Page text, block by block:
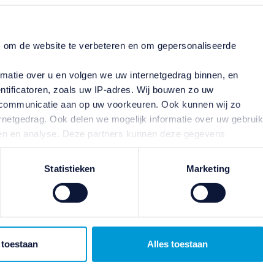
de website te verbeteren en om gepersonaliseerde
over u en volgen we uw internetgedrag binnen, en
zoals uw IP-adres. Wij bouwen zo uw
aan op uw voorkeuren. Ook kunnen wij zo
Ook delen we mogelijk informatie over uw gebruik
en analyse. Deze partners kunnen deze gegevens
of die ze hebben verzameld op basis van uw gebruik van
aanpassen of uw toestemming intrekken door te
Statistieken Marketing
Alles toestaan